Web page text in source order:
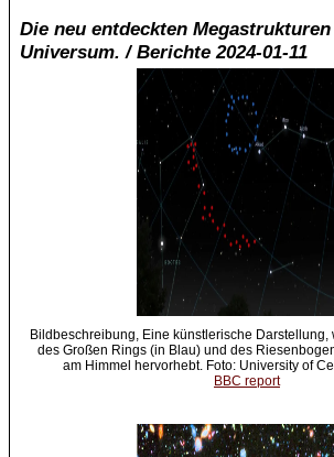
Die neu entdeckten
Universum. / Berichte 2024-01-11
Bildbeschreibung, Eine künstlerische Darstellung,
des Großen Rings (in Blau) und des
am Himmel hervorhebt. Foto: University of
BBC report